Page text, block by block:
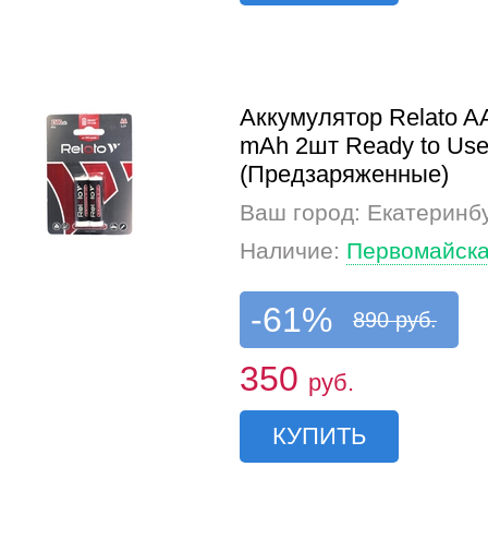
Аккумулятор Relato
mAh 2шт Ready to Use
(Предзаряженные)
Ваш город:
Наличие:
-61% 890 руб.
350 руб.
КУПИТЬ